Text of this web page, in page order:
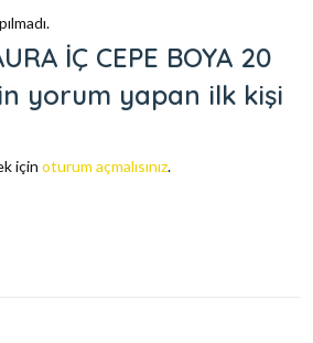
İÇ CEPE BOYA 20
yorum yapan ilk kişi
için oturum açmalısınız.